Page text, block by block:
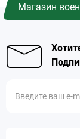
Магазин